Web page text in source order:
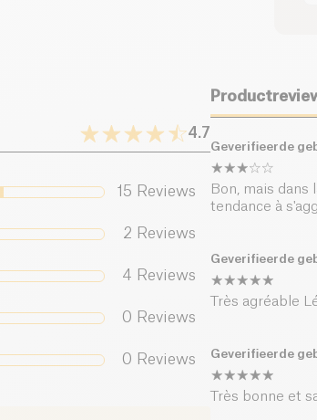
Zout
4.7
15 Reviews
2 Reviews
4 Reviews
0 Reviews
0 Reviews
Geverifieerde
Bon, mais dans
tendance à
Geverifieerde
Très agréable
Geverifieerde
Très bonne et